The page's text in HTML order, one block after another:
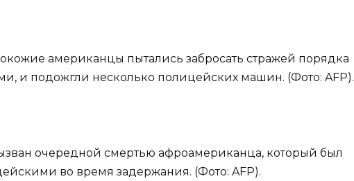
американцы пытались забросать стражей порядка
и подожгли несколько полицейских машин. (Фото: AFP).
очередной смертью афроамериканца, который был
во время задержания. (Фото: AFP).